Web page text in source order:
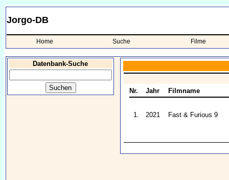
Jorgo-DB
Home Suche Filme
Datenbank-Suche
Nr. Jahr Filmname
1. 2021 Fast & Furious 9